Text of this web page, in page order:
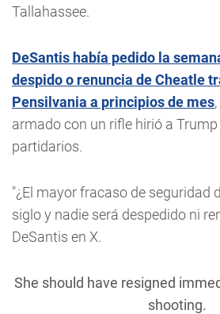
Tallahassee.
DeSantis había pedido la
despido o renuncia de Cheatle
Pensilvania a principios de mes
armado con un rifle hirió a
partidarios.
"¿El mayor fracaso de seguridad
siglo y nadie será despedido ni
DeSantis en X.
She should have resigned
shooting.